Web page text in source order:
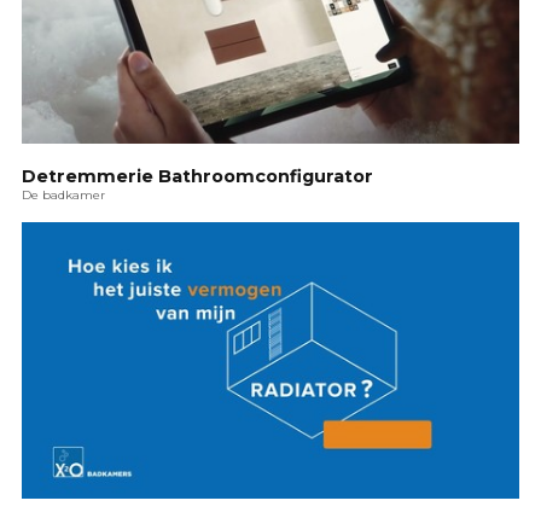
Detremmerie Bathroomconfigurator
De badkamer